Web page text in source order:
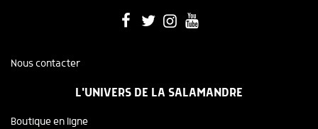
Nous contacter
L'UNIVERS DE LA SALAMANDRE
Boutique en ligne